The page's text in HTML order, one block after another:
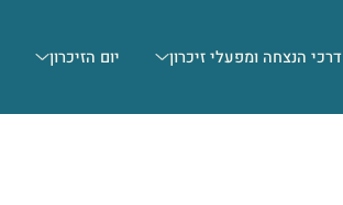
דרכי הנצחה ומפעלי זיכרון יום הזיכרון